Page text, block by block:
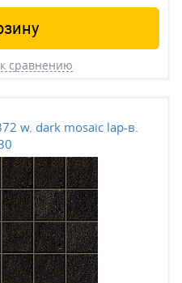
сравнению
w. dark mosaic lap-в.